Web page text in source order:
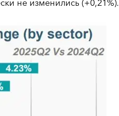
не изменились (+0,21%).